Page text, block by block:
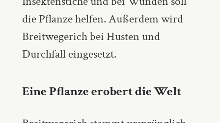
die Pflanze helfen. Außerdem wird
Breitwegerich bei Husten und
Durchfall eingesetzt.
Eine Pflanze erobert die Welt